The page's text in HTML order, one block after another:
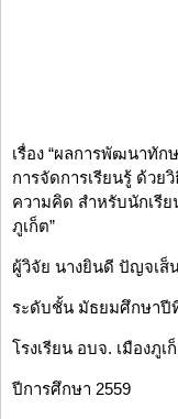
เรื่อง “ผลการพัฒนาทัก
การจัดการเรียนรู้ ด้วย
ความคิด สำหรับนักเรี
ภูเก็ต”
ผู้วิจัย นางยินดี ปัญจเส็
ระดับชั้น มัธยมศึกษาปี
โรงเรียน อบจ. เมืองภูเ
ปีการศึกษา 2559